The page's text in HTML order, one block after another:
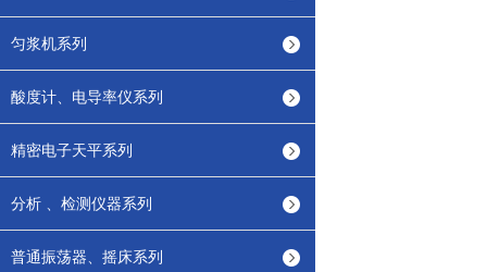
匀浆机系列
酸度计、电导率仪系列
精密电子天平系列
分析 、检测仪器系列
普通振荡器、摇床系列